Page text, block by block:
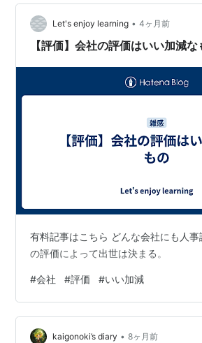
８ドル」という数字を見たが空腹だっ
暗証番号を入れてお会計。が、「あれ
ルだよな。お茶代入れても１８ドルは
Let's enjoy learning • 4ヶ月前
【評価】会社の評価はいい加減な
有料記事はこちら どんな会社にも人
の評価によって出世は決まる。
#会社 #評価 #いい加減
kaigonoki’s diary • 8ヶ月前